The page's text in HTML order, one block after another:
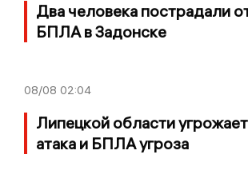
Два человека пострадали
БПЛА в Задонске
08/08 02:04
Липецкой области
атака и БПЛА угроза